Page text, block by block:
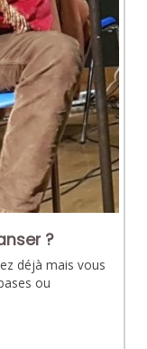
?
déjà mais vous
ou